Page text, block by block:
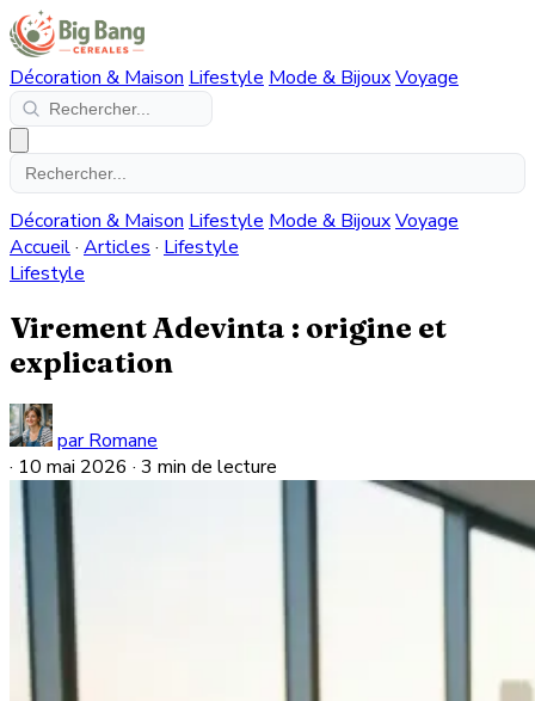
Décoration & Maison Lifestyle Mode & BijouxVoyage
Décoration & Maison Lifestyle Mode & BijouxVoyage
Accueil· Articles · Lifestyle
Lifestyle
Virement Adevinta : origine et
explication
par Romane
· 10 mai 2026 · 3 min de lecture